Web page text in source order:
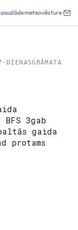
uzlādemeteovēsture
· DIENASGRĀMATA
3gab
gaida
protams